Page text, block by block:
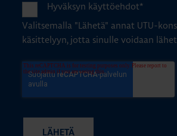
Hyväksyn käyttöehdot*
Valitsemalla "Lähetä" annat UTU-
käsittelyyn, jotta sinulle voidaan